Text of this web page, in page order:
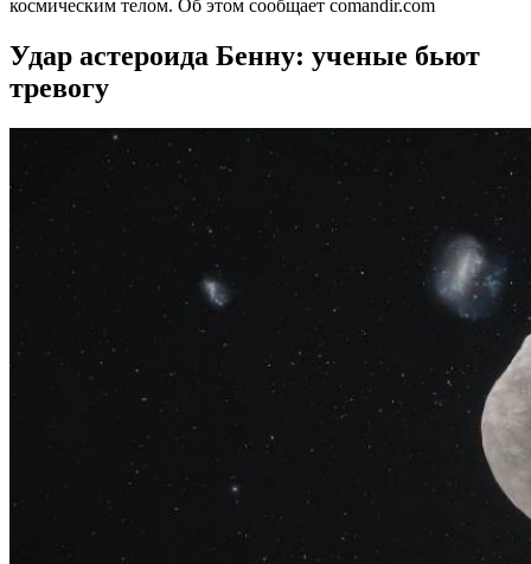
космическим телом. Об этом сообщает comandir.com
Удар астероида Бенну: ученые бьют
тревогу